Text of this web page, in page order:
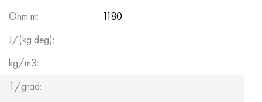
Ohm m:
1180
J/(kg deg):
kg/m3:
1/grad: